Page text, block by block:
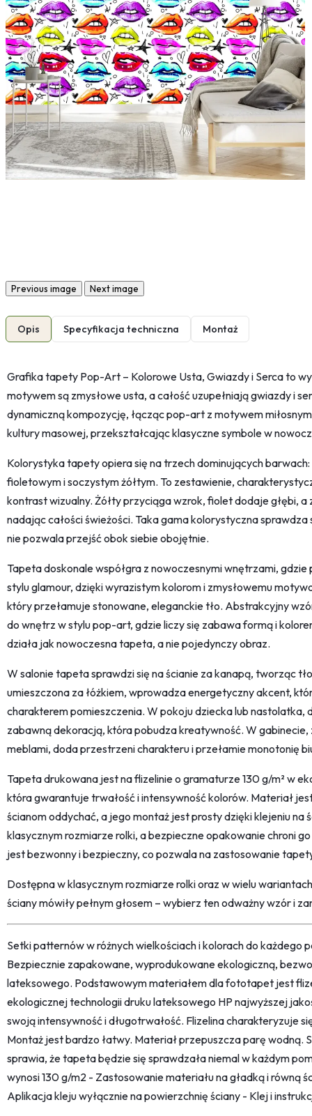
Previous image Next image
Opis Specyfikacja techniczna Montaż
Grafika tapety Pop-Art – Kolorowe Usta, Gwiazdy i Serca to
motywem są zmysłowe usta, a całość uzupełniają gwiazdy i
dynamiczną kompozycję, łącząc pop-art z motywem
kultury masowej, przekształcając klasyczne symbole w
Kolorystyka tapety opiera się na trzech dominujących
fioletowym i soczystym żółtym. To zestawienie,
kontrast wizualny. Żółty przyciąga wzrok, fiolet dodaje głębi,
nadając całości świeżości. Taka gama kolorystyczna
nie pozwala przejść obok siebie obojętnie.
Tapeta doskonale współgra z nowoczesnymi wnętrzami, gdzie
stylu glamour, dzięki wyrazistym kolorom i zmysłowemu
który przełamuje stonowane, eleganckie tło. Abstrakcyjny
do wnętrz w stylu pop-art, gdzie liczy się zabawa formą i
działa jak nowoczesna tapeta, a nie pojedynczy obraz.
W salonie tapeta sprawdzi się na ścianie za kanapą, tworząc
umieszczona za łóżkiem, wprowadza energetyczny akcent,
charakterem pomieszczenia. W pokoju dziecka lub nastolatka,
zabawną dekoracją, która pobudza kreatywność. W
meblami, doda przestrzeni charakteru i przełamie monotonię
Tapeta drukowana jest na flizelinie o gramaturze 130 g/m² w
która gwarantuje trwałość i intensywność kolorów. Materiał
ścianom oddychać, a jego montaż jest prosty dzięki klejeniu na
klasycznym rozmiarze rolki, a bezpieczne opakowanie chroni
jest bezwonny i bezpieczny, co pozwala na zastosowanie
Dostępna w klasycznym rozmiarze rolki oraz w wielu
ściany mówiły pełnym głosem – wybierz ten odważny wzór i
Setki patternów w różnych wielkościach i kolorach do każdego
Bezpiecznie zapakowane, wyprodukowane ekologiczną,
lateksowego. Podstawowym materiałem dla fototapet jest
ekologicznej technologii druku lateksowego HP najwyższej
swoją intensywność i długotrwałość. Flizelina charakteryzuje
Montaż jest bardzo łatwy. Materiał przepuszcza parę wodną.
sprawia, że tapeta będzie się sprawdzała niemal w każdym
wynosi 130 g/m2 - Zastosowanie materiału na gładką i równą
Aplikacja kleju wyłącznie na powierzchnię ściany - Klej i